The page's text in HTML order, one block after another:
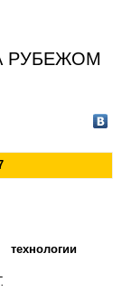
РУБЕЖОМ